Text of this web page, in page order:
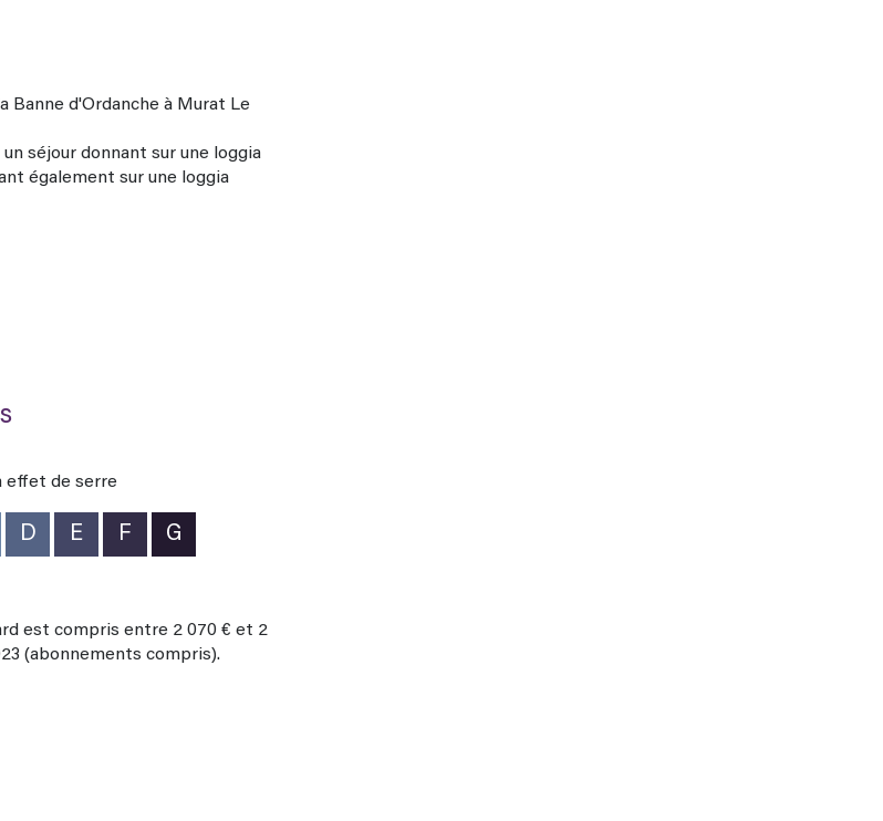
Banne d'Ordanche à Murat Le
séjour donnant sur une loggia
également sur une loggia
d'eau chaude sont assurés
et chaude).
= Exposition nulle : aucune
pas à contacter Gaëlle
effet de serre
D E F G
est compris entre 2 070 € et 2
(abonnements compris).